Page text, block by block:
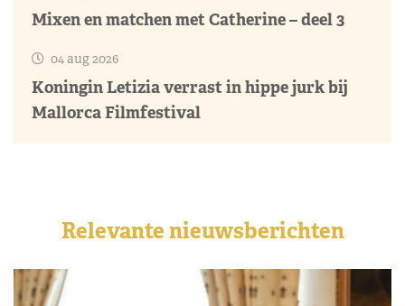
Mixen en matchen met Catherine – deel 3
04 aug 2026
Koningin Letizia verrast in hippe jurk bij
Mallorca Filmfestival
Relevante nieuwsberichten